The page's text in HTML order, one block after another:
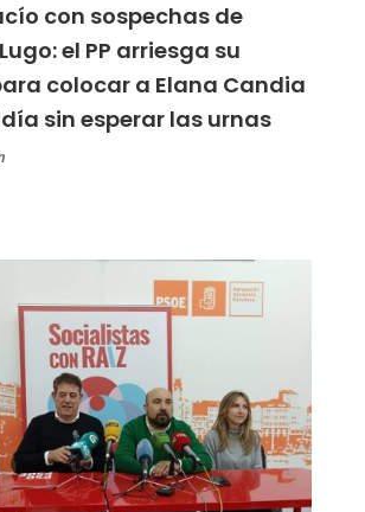
con sospechas de
el PP arriesga su
colocar a Elana Candia
sin esperar las urnas